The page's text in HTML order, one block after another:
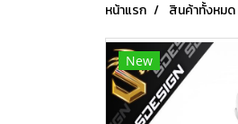
หน้าแรก สินค้าทั้งหมด
New